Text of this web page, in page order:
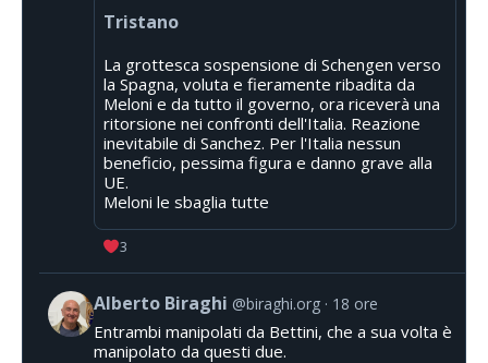
Tristano
La grottesca sospensione di Schengen verso
la Spagna, voluta e fieramente ribadita da
Meloni e da tutto il governo, ora riceverà una
ritorsione nei confronti dell'Italia. Reazione
inevitabile di Sanchez. Per l'Italia nessun
beneficio, pessima figura e danno grave alla
UE.
Meloni le sbaglia tutte
3
Alberto Biraghi @biraghi.org 18 ore
Entrambi manipolati da Bettini, che a sua volta è
manipolato da questi due.